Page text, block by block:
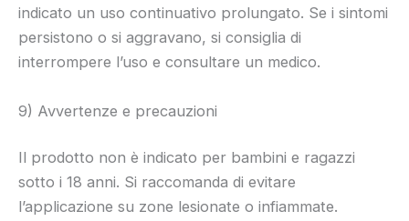
indicato un uso continuativo prolungato. Se i sintomi
persistono o si aggravano, si consiglia di
interrompere l’uso e consultare un medico.
9) Avvertenze e precauzioni
Il prodotto non è indicato per bambini e ragazzi
sotto i 18 anni. Si raccomanda di evitare
l’applicazione su zone lesionate o infiammate.